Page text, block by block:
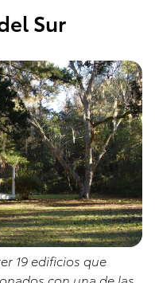
Sur
19 edificios que